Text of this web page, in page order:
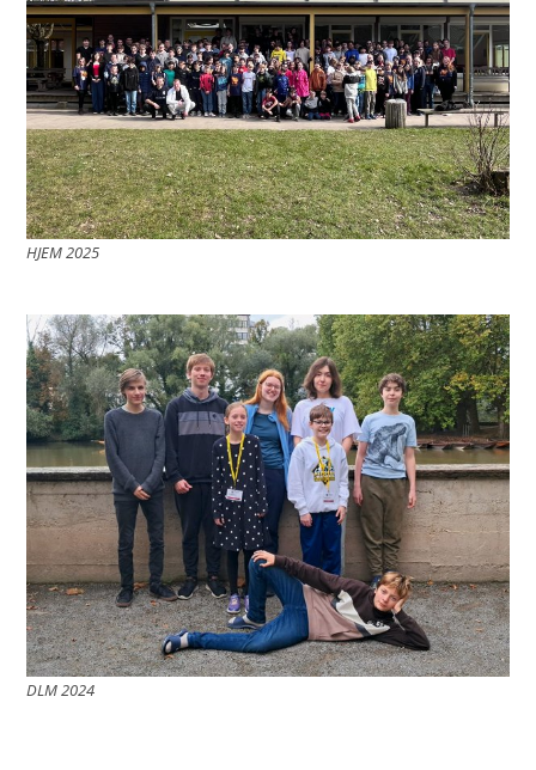
HJEM 2025
DLM 2024